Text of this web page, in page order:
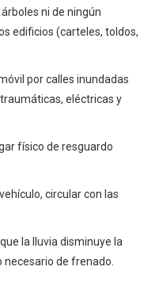
ni de ningún
edificios (carteles, toldos,
por calles inundadas
eléctricas y
físico de resguardo
circular con las
la lluvia disminuye la
necesario de frenado.